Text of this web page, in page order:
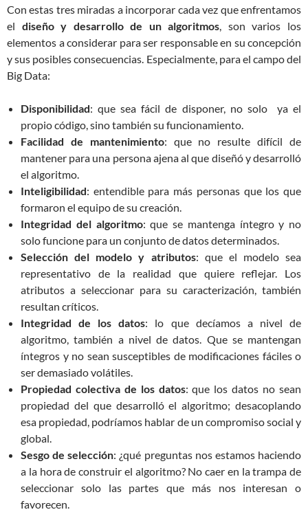
Con estas tres miradas a incorporar cada vez que enfrentamos
el diseño y desarrollo de un algoritmos, son varios los
elementos a considerar para ser responsable en su concepción
y sus posibles consecuencias. Especialmente, para el campo del
Big Data:
Disponibilidad: que sea fácil de disponer, no solo ya el
propio código, sino también su funcionamiento.
Facilidad de mantenimiento: que no resulte difícil de
mantener para una persona ajena al que diseñó y desarrolló
el algoritmo.
Inteligibilidad: entendible para más personas que los que
formaron el equipo de su creación.
Integridad del algoritmo: que se mantenga íntegro y no
solo funcione para un conjunto de datos determinados.
Selección del modelo y atributos: que el modelo sea
representativo de la realidad que quiere reflejar. Los
atributos a seleccionar para su caracterización, también
resultan críticos.
Integridad de los datos: lo que decíamos a nivel de
algoritmo, también a nivel de datos. Que se mantengan
íntegros y no sean susceptibles de modificaciones fáciles o
ser demasiado volátiles.
Propiedad colectiva de los datos: que los datos no sean
propiedad del que desarrolló el algoritmo; desacoplando
esa propiedad, podríamos hablar de un compromiso social y
global.
Sesgo de selección: ¿qué preguntas nos estamos haciendo
a la hora de construir el algoritmo? No caer en la trampa de
seleccionar solo las partes que más nos interesan o
favorecen.